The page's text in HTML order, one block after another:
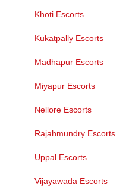
Khoti Escorts
Kukatpally Escorts
Madhapur Escorts
Miyapur Escorts
Nellore Escorts
Rajahmundry Escorts
Uppal Escorts
Vijayawada Escorts